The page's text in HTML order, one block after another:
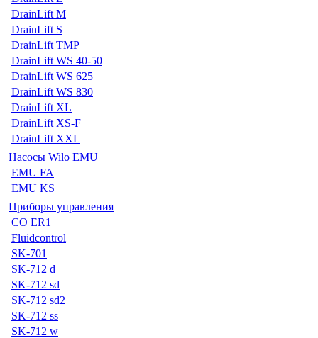
DrainLift M
DrainLift S
DrainLift TMP
DrainLift WS 40-50
DrainLift WS 625
DrainLift WS 830
DrainLift XL
DrainLift XS-F
DrainLift XXL
Насосы Wilo EMU
EMU FA
EMU KS
Приборы управления
CO ER1
Fluidcontrol
SK-701
SK-712 d
SK-712 sd
SK-712 sd2
SK-712 ss
SK-712 w